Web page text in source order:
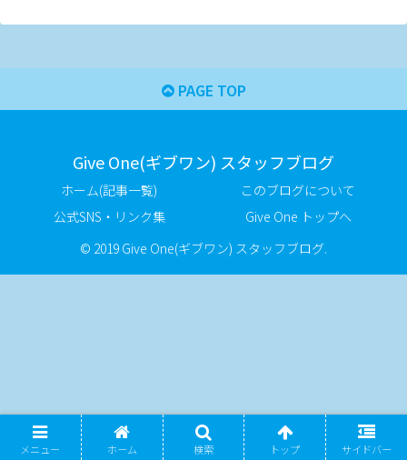
PAGE TOP
Give One(ギブワン) スタッフブログ
ホーム(記事一覧)
このブログについて
公式SNS・リンク集
Give One トップへ
© 2019 Give One(ギブワン) スタッフブログ.
メニュー ホーム 検索 トップ サイドバー